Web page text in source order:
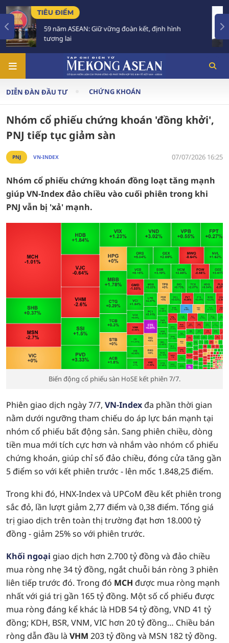
định hình
Việt Nam để Quốc tang Chủ tịch
DIỄN ĐÀN ĐẦU TƯ CHỨNG KHOÁN
Nhóm cổ phiếu chứng khoán 'đồng khởi',
PNJ tiếp tục giảm sàn
PNJ VN-INDEX 07/07/2026 16:25
Nhóm cổ phiếu chứng khoán đồng loạt tăng mạnh
giúp VN-Index đảo chiều vào cuối phiên trong khi
PNJ vẫn bị 'xả' mạnh.
Biến động cổ phiếu sàn HoSE kết phiên 7/7.
Phiên giao dịch ngày 7/7, VN-Indexđa phần thời gian
nằm dưới ngưỡng tham chiếu do áp lực bán mạnh tại
nhóm cổ phiếu bất động sản. Sang phiên chiều, dòng
tiền mua mới tích cực hơn và nhắm vào nhóm cổ phiếu
chứng khoán, giúp chỉ số đảo chiều, đóng cửa tăng gần
5 điểm so với kết phiên trước - lên mốc 1.848,25 điểm.
Trong khi đó, HNX-Index và UPCoM đều kết phiên trong
sắc đỏ, lần lượt giảm 2,77 điểm và 0,38 điểm. Tổng giá
trị giao dịch trên toàn thị trường đạt hơn 18.000 tỷ
đồng - giảm 25% so với phiên trước.
Khối ngoại giao dịch hơn 2.700 tỷ đồng và đảo chiều
mua ròng nhẹ 34 tỷ đồng, ngắt chuỗi bán ròng 3 phiên
liên tiếp trước đó. Trong đó MCH được mua ròng mạnh
nhất với giá trị gần 165 tỷ đồng. Một số cổ phiếu được
mua ròng đáng kể khác là HDB 54 tỷ đồng, VND 41 tỷ
đồng; KDH, BSR, VNM, VIC hơn 20 tỷ đồng… Chiều bán
ròng dẫn đầu là VHM 203 tỷ đồng và MSN 182 tỷ đồng.